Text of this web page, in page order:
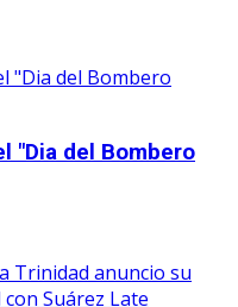
"Dia del Bombero